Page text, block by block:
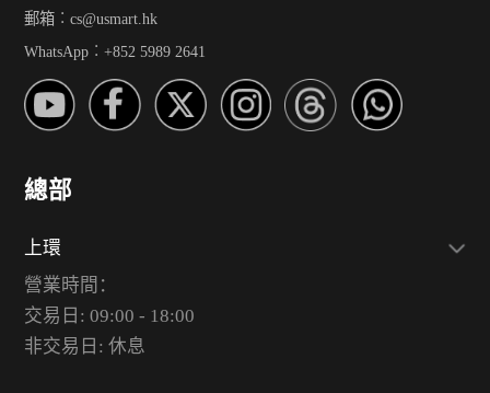
郵箱︰cs@usmart.hk
WhatsApp︰+852 5989 2641
總部
上環
營業時間：
交易日: 09:00 - 18:00
非交易日: 休息